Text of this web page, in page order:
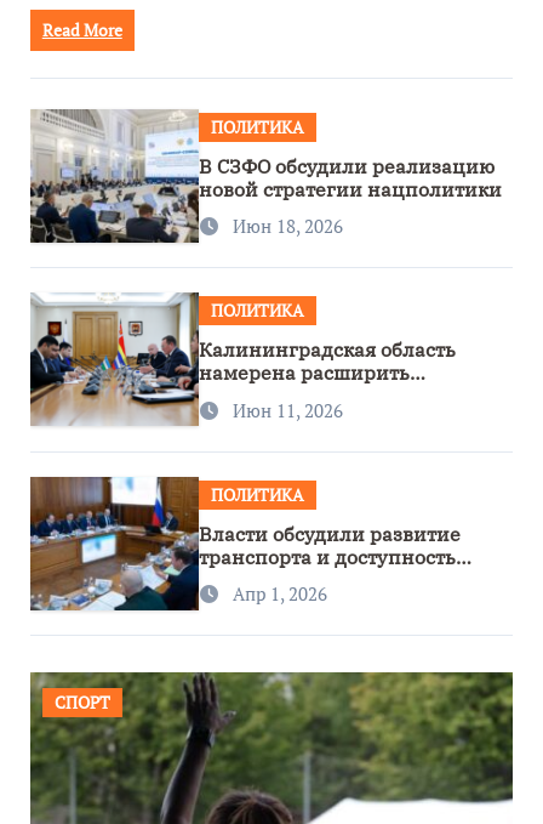
Read More
ПОЛИТИКА
В СЗФО обсудили реализацию
новой стратегии нацполитики
Июн 18, 2026
ПОЛИТИКА
Калининградская область
намерена расширить
сотрудничество с Узбекистаном
Июн 11, 2026
ПОЛИТИКА
Власти обсудили развитие
транспорта и доступность
региона
Апр 1, 2026
СПОРТ